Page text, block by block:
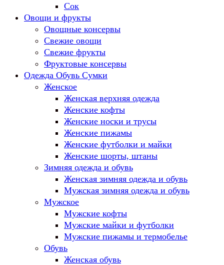
Сок
Овощи и фрукты
Овощные консервы
Свежие овощи
Свежие фрукты
Фруктовые консервы
Одежда Обувь Сумки
Женское
Женская верхняя одежда
Женские кофты
Женские носки и трусы
Женские пижамы
Женские футболки и майки
Женские шорты, штаны
Зимняя одежда и обувь
Женская зимняя одежда и обувь
Мужская зимняя одежда и обувь
Мужское
Мужские кофты
Мужские майки и футболки
Мужские пижамы и термобелье
Обувь
Женская обувь